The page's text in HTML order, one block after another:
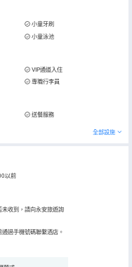
小童牙刷
小童泳池
VIP通道入住
專職行李員
送餐服務
全部設施
以前
收到，請向永安旅遊詢
過手機號碼聯繫酒店。